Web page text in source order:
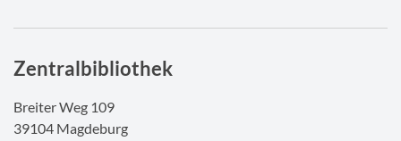
Zentralbibliothek
Breiter Weg 109
39104 Magdeburg